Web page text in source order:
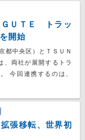
ＧＵＴＥ トラッ
開始
都中央区）とＴＳＵＮ
、両社が展開するトラ
今回連携するのは、
張移転、世界初